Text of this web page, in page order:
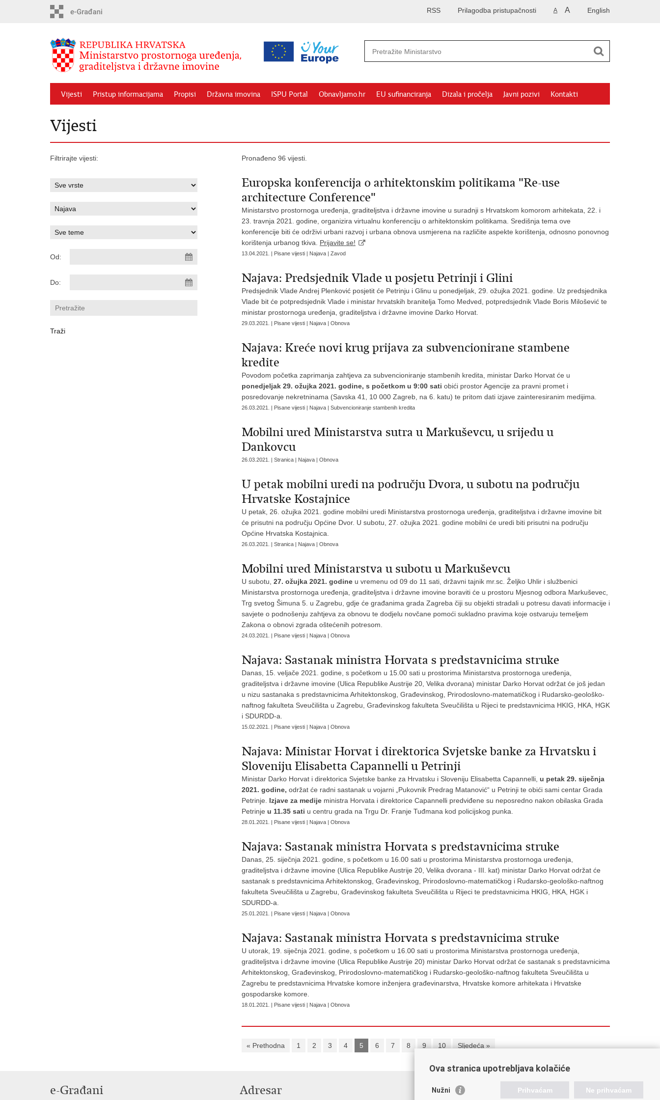
English
A A
Prilagodba pristupačnosti
RSS
Vijesti Pristup informacijama Propisi Državna imovina ISPU Portal Obnavljamo.hr EU sufinanciranja Dizala i pročelja Javni pozivi Kontakti
Vijesti
Filtrirajte vijesti:
Od:
Do:
Pronađeno 96 vijesti.
Europska konferencija o arhitektonskim politikama "Re-use
architecture Conference"
Ministarstvo prostornoga uređenja, graditeljstva i državne imovine u suradnji s Hrvatskom komorom arhitekata, 22. i
23. travnja 2021. godine, organizira virtualnu konferenciju o arhitektonskim politikama. Središnja tema ove
konferencije biti će održivi urbani razvoj i urbana obnova usmjerena na različite aspekte korištenja, odnosno ponovnog
korištenja urbanog tkiva. Prijavite se!
13.04.2021. | Pisane vijesti | Najava | Zavod
Najava: Predsjednik Vlade u posjetu Petrinji i Glini
Predsjednik Vlade Andrej Plenković posjetit će Petrinju i Glinu u ponedjeljak, 29. ožujka 2021. godine. Uz predsjednika
Vlade bit će potpredsjednik Vlade i ministar hrvatskih branitelja Tomo Medved, potpredsjednik Vlade Boris Milošević te
ministar prostornoga uređenja, graditeljstva i državne imovine Darko Horvat.
29.03.2021. | Pisane vijesti | Najava | Obnova
Najava: Kreće novi krug prijava za subvencionirane stambene
kredite
Povodom početka zaprimanja zahtjeva za subvencioniranje stambenih kredita,
ministar Darko Horvat će u
ponedjeljak 29. ožujka 2021. godine, s početkom u 9:00 sati obići prostor Agencije za pravni promet i
posredovanje nekretninama (Savska 41, 10 000 Zagreb, na 6. katu) te pritom dati izjave zainteresiranim medijima.
26.03.2021. | Pisane vijesti | Najava | Subvencioniranje stambenih kredita
Mobilni ured Ministarstva sutra u Markuševcu, u srijedu u
Dankovcu
26.03.2021. | Stranica | Najava | Obnova
U petak mobilni uredi na području Dvora, u subotu na području
Hrvatske Kostajnice
U petak, 26. ožujka 2021. godine mobilni uredi Ministarstva prostornoga uređenja, graditeljstva i državne imovine bit
će prisutni na području Općine Dvor. U subotu, 27. ožujka 2021. godine mobilni će uredi biti prisutni na području
Općine Hrvatska Kostajnica.
26.03.2021. | Stranica | Najava | Obnova
Mobilni ured Ministarstva u subotu u Markuševcu
U subotu, 27. ožujka 2021. godine u vremenu od 09 do 11 sati, državni tajnik mr.sc. Željko Uhlir i službenici
Ministarstva prostornoga uređenja, graditeljstva i državne imovine boraviti će u prostoru Mjesnog odbora Markuševec,
Trg svetog Šimuna 5. u Zagrebu, gdje će građanima grada Zagreba čiji su objekti stradali u potresu davati informacije i
savjete o podnošenju zahtjeva za obnovu te dodjelu novčane pomoći sukladno pravima koje ostvaruju temeljem
Zakona o obnovi zgrada oštećenih potresom.
24.03.2021. | Pisane vijesti | Najava | Obnova
Najava: Sastanak ministra Horvata s predstavnicima struke
Danas, 15. veljače 2021. godine, s početkom u 15.00 sati u prostorima Ministarstva prostornoga uređenja,
graditeljstva i državne imovine (Ulica Republike Austrije 20, Velika dvorana) ministar Darko Horvat održat će još jedan
u nizu sastanaka s predstavnicima Arhitektonskog, Građevinskog, Prirodoslovno-matematičkog i Rudarsko-geološko-
naftnog fakulteta Sveučilišta u Zagrebu, Građevinskog fakulteta Sveučilišta u Rijeci te predstavnicima HKIG, HKA, HGK
i SDURDD-a.
15.02.2021. | Pisane vijesti | Najava | Obnova
Najava: Ministar Horvat i direktorica Svjetske banke za Hrvatsku i
Sloveniju Elisabetta Capannelli u Petrinji
Ministar Darko Horvat i direktorica Svjetske banke za Hrvatsku i Sloveniju Elisabetta Capannelli, u petak 29. siječnja
2021. godine, održat će radni sastanak u vojarni „Pukovnik Predrag Matanović“ u Petrinji te obići sami centar Grada
Petrinje. Izjave za medije ministra Horvata i direktorice Capannelli predviđene su neposredno nakon obilaska Grada
Petrinje u 11.35 sati u centru grada na Trgu Dr. Franje Tuđmana kod policijskog punka.
28.01.2021. | Pisane vijesti | Najava | Obnova
Najava: Sastanak ministra Horvata s predstavnicima struke
Danas, 25. siječnja 2021. godine, s početkom u 16.00 sati u prostorima Ministarstva prostornoga uređenja,
graditeljstva i državne imovine (Ulica Republike Austrije 20, Velika dvorana - III. kat) ministar Darko Horvat održat će
sastanak s predstavnicima Arhitektonskog, Građevinskog, Prirodoslovno-matematičkog i Rudarsko-geološko-naftnog
fakulteta Sveučilišta u Zagrebu, Građevinskog fakulteta Sveučilišta u Rijeci te predstavnicima HKIG, HKA, HGK i
SDURDD-a.
25.01.2021. | Pisane vijesti | Najava | Obnova
Najava: Sastanak ministra Horvata s predstavnicima struke
U utorak, 19. siječnja 2021. godine, s početkom u 16.00 sati u prostorima Ministarstva prostornoga uređenja,
graditeljstva i državne imovine (Ulica Republike Austrije 20) ministar Darko Horvat održat će sastanak s predstavnicima
Arhitektonskog, Građevinskog, Prirodoslovno-matematičkog i Rudarsko-geološko-naftnog fakulteta Sveučilišta u
Zagrebu te predstavnicima Hrvatske komore inženjera građevinarstva, Hrvatske komore arhitekata i Hrvatske
gospodarske komore.
18.01.2021. | Pisane vijesti | Najava | Obnova
« Prethodna 1 2 3 4 5 6 7 8 9 10 Sljedeća »
e-Građani Adresar Važne poveznice
Ova stranica upotrebljava kolačiće
Nužni Prihvaćam Ne prihvaćam